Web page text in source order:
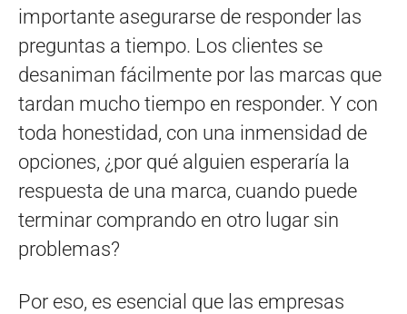
importante asegurarse de responder las
preguntas a tiempo. Los clientes se
desaniman fácilmente por las marcas que
tardan mucho tiempo en responder. Y con
toda honestidad, con una inmensidad de
opciones, ¿por qué alguien esperaría la
respuesta de una marca, cuando puede
terminar comprando en otro lugar sin
problemas?
Por eso, es esencial que las empresas